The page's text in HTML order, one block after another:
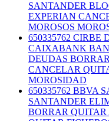
SANTANDER
EXPERIAN
MOROSOS
650335762 CIRBE
CAIXABANK
DEUDAS
CANCELAR
MOROSIDAD
650335762 BBVA
SANTANDER
BORRAR